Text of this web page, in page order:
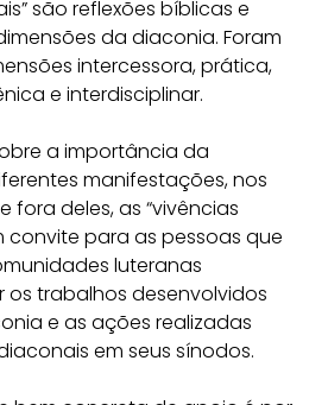
são reflexões bíblicas e
da diaconia. Foram
intercessora, prática,
e interdisciplinar.
a importância da
manifestações, nos
fora deles, as “vivências
convite para as pessoas que
luteranas
trabalhos desenvolvidos
e as ações realizadas
em seus sínodos.